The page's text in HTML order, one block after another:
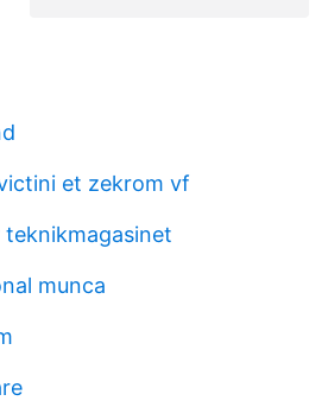
et zekrom vf
munca